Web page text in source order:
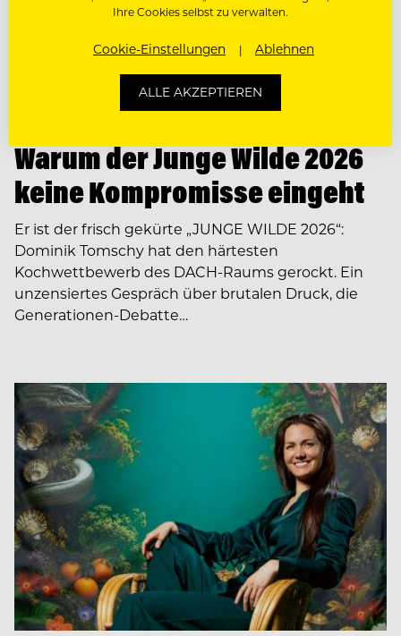
Warum der Junge Wilde 2026
keine Kompromisse eingeht
Er ist der frisch gekürte „JUNGE WILDE 2026“:
Dominik Tomschy hat den härtesten
Kochwettbewerb des DACH-Raums gerockt. Ein
unzensiertes Gespräch über brutalen Druck, die
Generationen-Debatte…
Ihre Cookies selbst zu verwalten.
Cookie-Einstellungen Ablehnen
ALLE AKZEPTIEREN